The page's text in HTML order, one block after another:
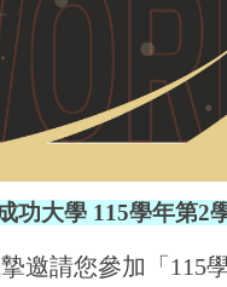
功大學 115學年第2
邀請您參加「115